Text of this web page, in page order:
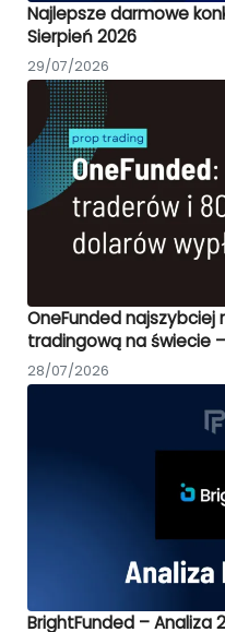
Najlepsze darmowe
Sierpień 2026
29/07/2026
OneFunded najszybciej
tradingową na świecie
28/07/2026
BrightFunded – Analiza